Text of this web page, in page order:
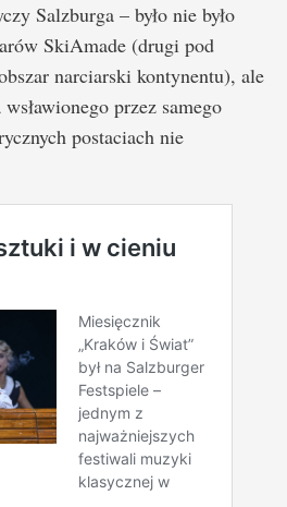
Salzburga – było nie było
SkiAmade (drugi pod
narciarski kontynentu), ale
przez samego
postaciach nie